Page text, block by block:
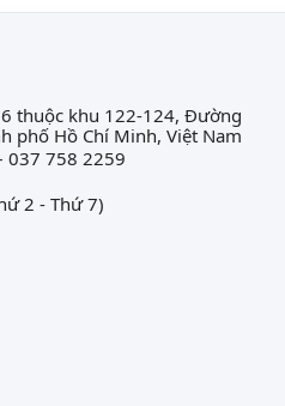
thuộc khu 122-124, Đường
phố Hồ Chí Minh, Việt Nam
037 758 2259
2 - Thứ 7)